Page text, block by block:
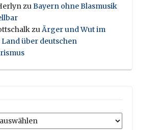
zuBayern ohne Blasmusik
zuÄrger und Wut im
über deutschen